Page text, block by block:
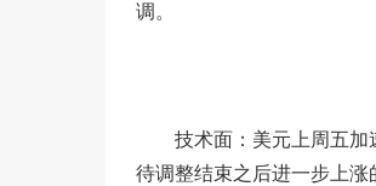
调。
技术面：美元上周五
待调整结束之后进一步上涨